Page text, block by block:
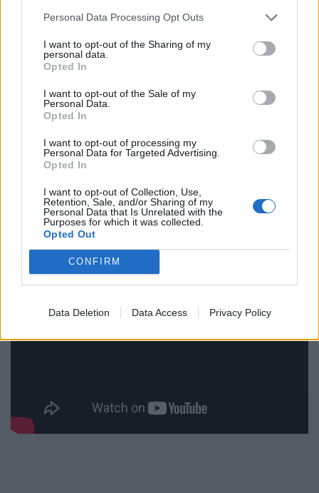
Personal Data Processing Opt Outs
I want to opt-out of the Sharing of my
personal data.
Opted In
I want to opt-out of the Sale of my
Personal Data.
Opted In
I want to opt-out of processing my
Personal Data for Targeted Advertising.
Opted In
I want to opt-out of Collection, Use,
Retention, Sale, and/or Sharing of my
Personal Data that Is Unrelated with the
Purposes for which it was collected.
Opted Out
CONFIRM
Data Deletion Data Access Privacy Policy